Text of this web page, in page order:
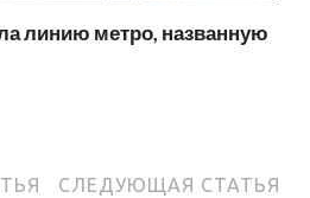
линию метро, названную
СЛЕДУЮЩАЯ СТАТЬЯ